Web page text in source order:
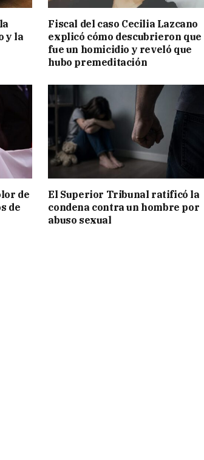
y la
Fiscal del caso Cecilia Lazcano
explicó cómo descubrieron que
fue un homicidio y reveló que
hubo premeditación
de
de
El Superior Tribunal ratificó la
condena contra un hombre por
abuso sexual